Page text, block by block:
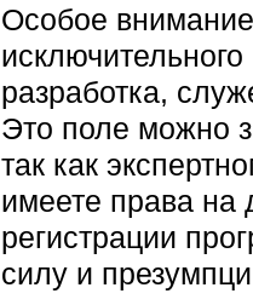
Особое внимание
разработка,
Это поле можно
так как
имеете права на
регистрации
силу и